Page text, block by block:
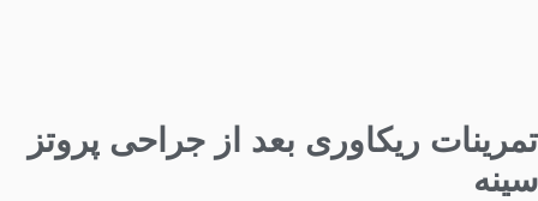
تمرینات ریکاوری بعد از جراحی پروتز
سینه